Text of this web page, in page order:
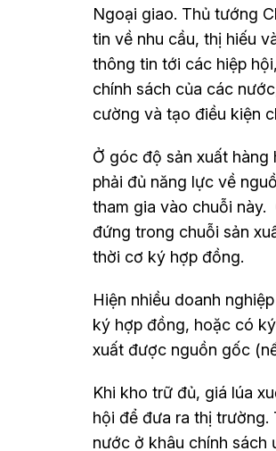
Ngoại giao. Thủ tướng
tin về nhu cầu, thị hiếu
thông tin tới các hiệp
chính sách của các
cường và tạo điều kiện
Ở góc độ sản xuất
phải đủ năng lực về
tham gia vào chuỗi này.
đứng trong chuỗi sản
thời cơ ký hợp đồng.
Hiện nhiều doanh
ký hợp đồng, hoặc có
xuất được nguồn gốc
Khi kho trữ đủ, giá lúa
hội để đưa ra thị trường.
nước ở khâu chính sách